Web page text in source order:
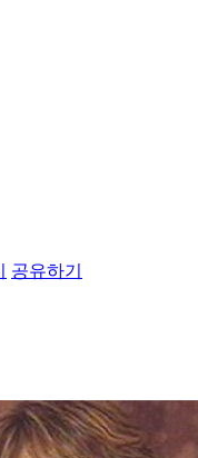
공유하기